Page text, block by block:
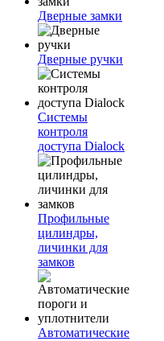
Дверные замки
Дверные ручки
Системы
контроля
доступа Dialock
Профильные
цилиндры,
личинки для
замков
Автоматические